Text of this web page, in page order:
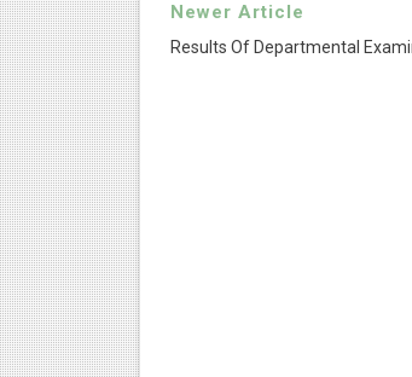
Newer Article
Results Of Departmental